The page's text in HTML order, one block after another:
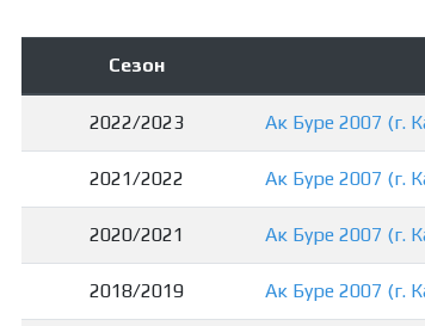
Сезон
2022/2023 Ак Буре 2007 (г.
2021/2022 Ак Буре 2007 (г.
2020/2021 Ак Буре 2007 (г.
2018/2019 Ак Буре 2007 (г.